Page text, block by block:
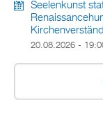
Seelenkunst
20.08.2026 -